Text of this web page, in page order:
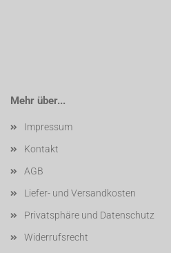
Mehr über...
Impressum
Kontakt
AGB
Liefer- und Versandkosten
Privatsphäre und Datenschutz
Widerrufsrecht